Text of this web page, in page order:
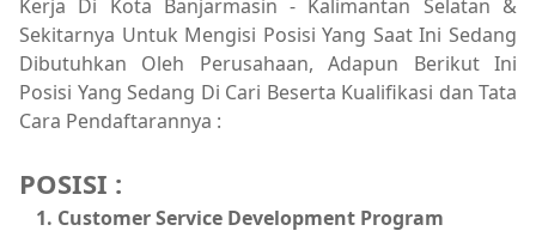
Kerja Di Kota Banjarmasin - Kalimantan Selatan &
Sekitarnya Untuk Mengisi Posisi Yang Saat Ini Sedang
Dibutuhkan Oleh Perusahaan, Adapun Berikut Ini
Posisi Yang Sedang Di Cari Beserta Kualifikasi dan Tata
Cara Pendaftarannya :
POSISI :
Customer Service Development Program